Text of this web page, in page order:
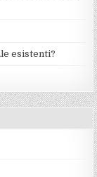
esistenti?